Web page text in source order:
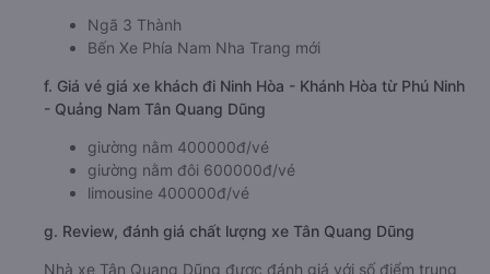
Ngã 3 Thành
Bến Xe Phía Nam Nha Trang mới
f. Giá vé giá xe khách đi Ninh Hòa - Khánh Hòa từ Phú Ninh
- Quảng Nam Tân Quang Dũng
giường nằm 400000đ/vé
giường nằm đôi 600000đ/vé
limousine 400000đ/vé
g. Review, đánh giá chất lượng xe Tân Quang Dũng
Nhà xe Tân Quang Dũng được đánh giá với số điểm trung